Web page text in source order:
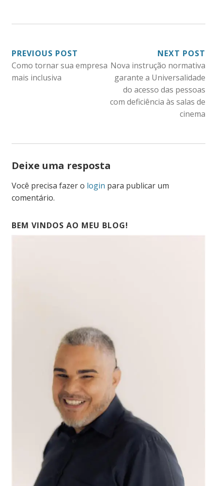
NAVEGAÇÃO
DE
PREVIOUS POST
Como tornar sua empresa
mais inclusiva
NEXT POST
Nova instrução normativa
garante a Universalidade
do acesso das pessoas
com deficiência às salas de
cinema
Deixe uma resposta
Você precisa fazer o login para publicar um
comentário.
BEM VINDOS AO MEU BLOG!